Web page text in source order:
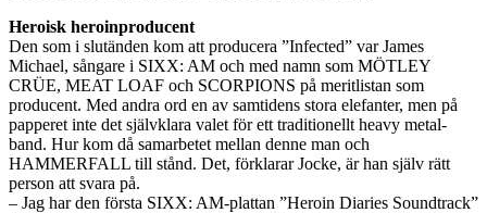
Heroisk heroinproducent
Den som i slutänden kom att producera ”Infected” var James
Michael, sångare i SIXX: AM och med namn som MÖTLEY
CRÜE, MEAT LOAF och SCORPIONS på meritlistan som
producent. Med andra ord en av samtidens stora elefanter, men på
papperet inte det självklara valet för ett traditionellt heavy metal-
band. Hur kom då samarbetet mellan denne man och
HAMMERFALL till stånd. Det, förklarar Jocke, är han själv rätt
person att svara på.
– Jag har den första SIXX: AM-plattan ”Heroin Diaries Soundtrack”